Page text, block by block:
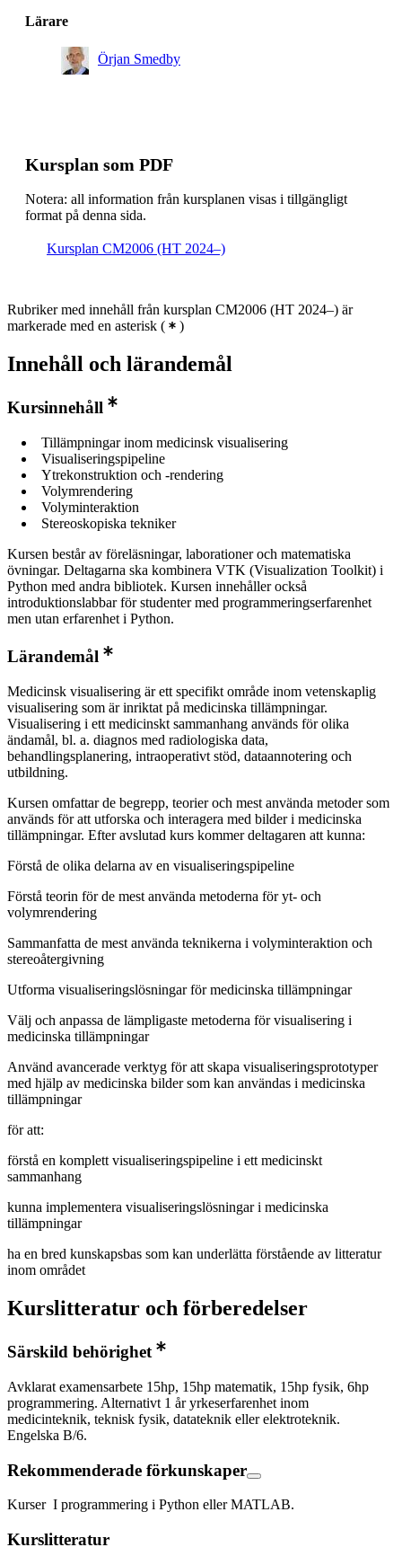
Lärare
Örjan Smedby
Kursplan som PDF
Notera: all information från kursplanen visas i tillgängligt
format på denna sida.
Kursplan CM2006 (HT 2024–)
Rubriker med innehåll från kursplan CM2006 (HT 2024–) är
markerade med en asterisk ( )
Innehåll och lärandemål
Kursinnehåll
Tillämpningar inom medicinsk visualisering
Visualiseringspipeline
Ytrekonstruktion och -rendering
Volymrendering
Volyminteraktion
Stereoskopiska tekniker
Kursen består av föreläsningar, laborationer och matematiska
övningar. Deltagarna ska kombinera VTK (Visualization Toolkit) i
Python med andra bibliotek. Kursen innehåller också
introduktionslabbar för studenter med programmeringserfarenhet
men utan erfarenhet i Python.
Lärandemål
Medicinsk visualisering är ett specifikt område inom vetenskaplig
visualisering som är inriktat på medicinska tillämpningar.
Visualisering i ett medicinskt sammanhang används för olika
ändamål, bl. a. diagnos med radiologiska data,
behandlingsplanering, intraoperativt stöd, dataannotering och
utbildning.
Kursen omfattar de begrepp, teorier och mest använda metoder som
används för att utforska och interagera med bilder i medicinska
tillämpningar. Efter avslutad kurs kommer deltagaren att kunna:
Förstå de olika delarna av en visualiseringspipeline
Förstå teorin för de mest använda metoderna för yt- och
volymrendering
Sammanfatta de mest använda teknikerna i volyminteraktion och
stereoåtergivning
Utforma visualiseringslösningar för medicinska tillämpningar
Välj och anpassa de lämpligaste metoderna för visualisering i
medicinska tillämpningar
Använd avancerade verktyg för att skapa visualiseringsprototyper
med hjälp av medicinska bilder som kan användas i medicinska
tillämpningar
för att:
förstå en komplett visualiseringspipeline i ett medicinskt
sammanhang
kunna implementera visualiseringslösningar i medicinska
tillämpningar
ha en bred kunskapsbas som kan underlätta förstående av litteratur
inom området
Kurslitteratur och förberedelser
Särskild behörighet
Avklarat examensarbete 15hp, 15hp matematik, 15hp fysik, 6hp
programmering. Alternativt 1 år yrkeserfarenhet inom
medicinteknik, teknisk fysik, datateknik eller elektroteknik.
Engelska B/6.
Rekommenderade förkunskaper
Kurser I programmering i Python eller MATLAB.
Kurslitteratur